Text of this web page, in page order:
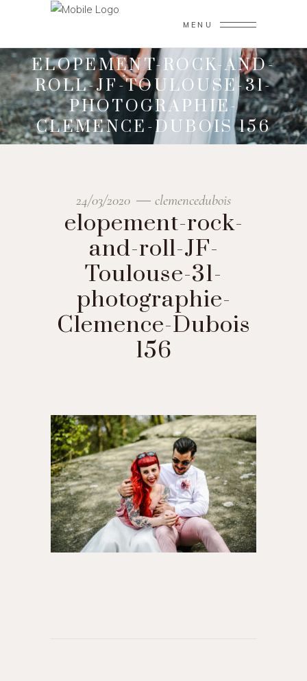
MENU
ELOPEMENT-ROCK-AND-
ROLL-JF-TOULOUSE-31-
PHOTOGRAPHIE-
CLEMENCE-DUBOIS 156
24/03/2020 clemencedubois
elopement-rock-
and-roll-JF-
Toulouse-31-
photographie-
Clemence-Dubois
156